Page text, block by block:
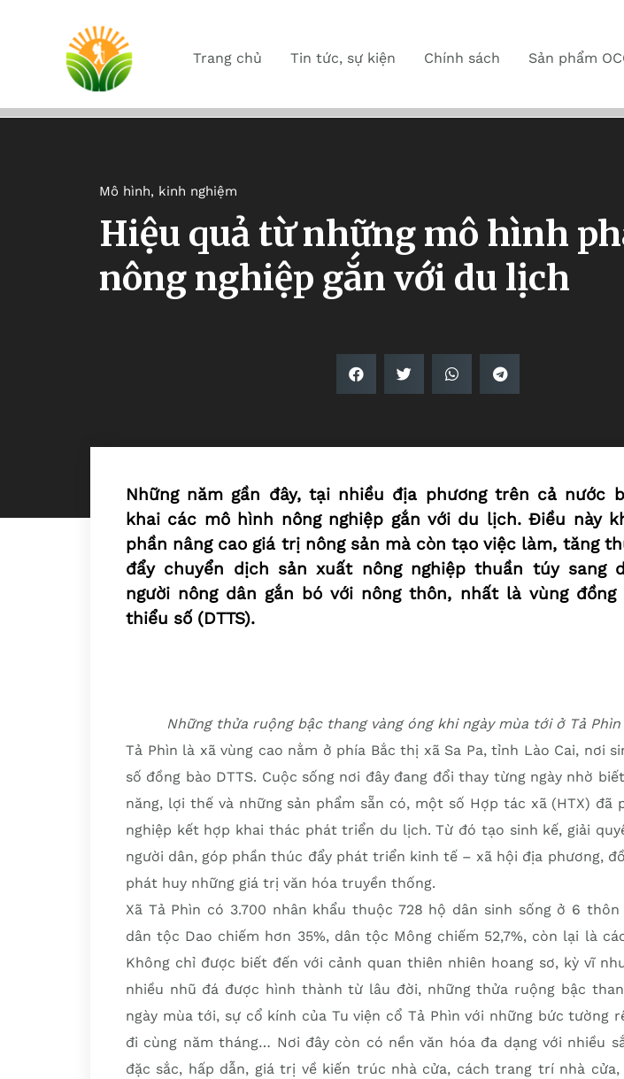
Trang chủ Tin tức, sự kiện Chính sách Sản phẩm
Mô hình, kinh nghiệm
Hiệu quả từ những mô hình
nông nghiệp gắn với du lịch
Những năm gần đây, tại nhiều địa phương trên cả nước
khai các mô hình nông nghiệp gắn với du lịch. Điều này
phần nâng cao giá trị nông sản mà còn tạo việc làm, tăng
đẩy chuyển dịch sản xuất nông nghiệp thuần túy sang
người nông dân gắn bó với nông thôn, nhất là vùng
thiểu số (DTTS).
Những thửa ruộng bậc thang vàng óng khi ngày mùa tới ở Tả Phìn
Tả Phìn là xã vùng cao nằm ở phía Bắc thị xã Sa Pa, tỉnh Lào Cai, nơi
số đồng bào DTTS. Cuộc sống nơi đây đang đổi thay từng ngày nhờ
năng, lợi thế và những sản phẩm sẵn có, một số Hợp tác xã (HTX) đã
nghiệp kết hợp khai thác phát triển du lịch. Từ đó tạo sinh kế, giải
người dân, góp phần thúc đẩy phát triển kinh tế – xã hội địa phương,
phát huy những giá trị văn hóa truyền thống.
Xã Tả Phìn có 3.700 nhân khẩu thuộc 728 hộ dân sinh sống ở 6 thôn
dân tộc Dao chiếm hơn 35%, dân tộc Mông chiếm 52,7%, còn lại là
Không chỉ được biết đến với cảnh quan thiên nhiên hoang sơ, kỳ vĩ
nhiều nhũ đá được hình thành từ lâu đời, những thửa ruộng bậc
ngày mùa tới, sự cổ kính của Tu viện cổ Tả Phìn với những bức tường
đi cùng năm tháng… Nơi đây còn có nền văn hóa đa dạng với nhiều
đặc sắc, hấp dẫn, giá trị về kiến trúc nhà cửa, cách trang trí nhà